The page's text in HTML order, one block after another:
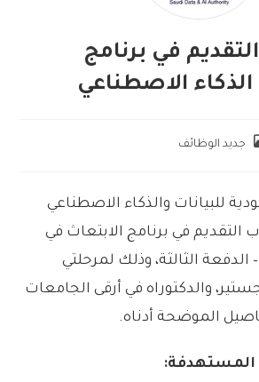
في برنامج
الاصطناعي
جديد الوظائف
للبيانات والذكاء الاصطناعي
التقديم في برنامج الابتعاث في
الدفعة الثالثة، وذلك لمرحلتي
والدكتوراه في أرقى الجامعات
الموضحة أدناه.
المستهدفة: